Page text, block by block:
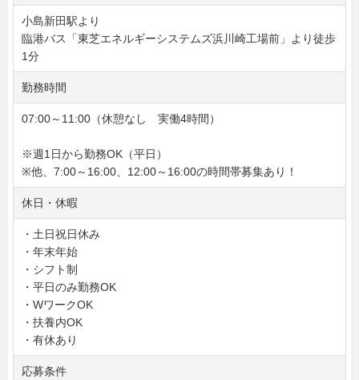
小島新田駅より
臨港バス「東芝エネルギーシステムズ浜川崎工場前」より徒歩
1分
勤務時間
07:00～11:00（休憩なし 実働4時間）
※週1日から勤務OK（平日）
※他、7:00～16:00、12:00～16:00の時間帯募集あり！
休日・休暇
・土日祝日休み
・年末年始
・シフト制
・平日のみ勤務OK
・WワークOK
・扶養内OK
・有休あり
応募条件